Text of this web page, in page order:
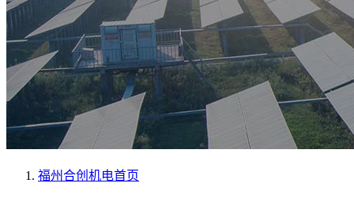
福州合创机电首页